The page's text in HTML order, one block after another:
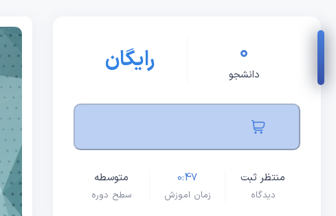
0
دانشجو رایگان
منتظر ثبت
دیدگاه
0:47
زمان اموزش
متوسطه
سطح دوره